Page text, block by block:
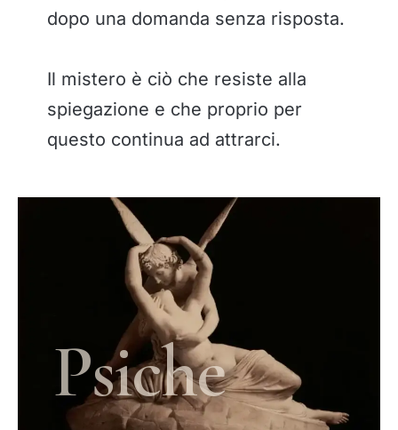
dopo una domanda senza risposta.
Il mistero è ciò che resiste alla
spiegazione e che proprio per
questo continua ad attrarci.
Psiche